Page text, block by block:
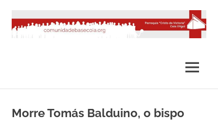
contenido
MENÚ
Morre Tomás Balduino, o bispo